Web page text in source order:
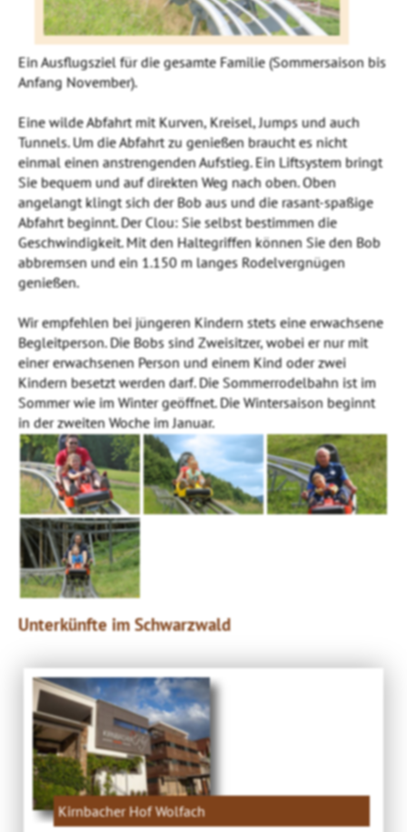
Ein Ausflugsziel für die gesamte Familie (Sommersaison bis
Anfang November).
Eine wilde Abfahrt mit Kurven, Kreisel, Jumps und auch
Tunnels. Um die Abfahrt zu genießen braucht es nicht
einmal einen anstrengenden Aufstieg. Ein Liftsystem bringt
Sie bequem und auf direkten Weg nach oben. Oben
angelangt klingt sich der Bob aus und die rasant-spaßige
Abfahrt beginnt. Der Clou: Sie selbst bestimmen die
Geschwindigkeit. Mit den Haltegriffen können Sie den Bob
abbremsen und ein 1.150 m langes Rodelvergnügen
genießen.
Wir empfehlen bei jüngeren Kindern stets eine erwachsene
Begleitperson. Die Bobs sind Zweisitzer, wobei er nur mit
einer erwachsenen Person und einem Kind oder zwei
Kindern besetzt werden darf. Die Sommerrodelbahn ist im
Sommer wie im Winter geöffnet. Die Wintersaison beginnt
in der zweiten Woche im Januar.
Unterkünfte im Schwarzwald
Kirnbacher Hof Wolfach